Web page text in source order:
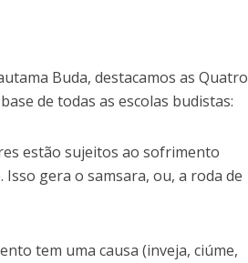
Buda, destacamos as Quatro
de todas as escolas budistas:
estão sujeitos ao sofrimento
gera o samsara, ou, a roda de
tem uma causa (inveja, ciúme,